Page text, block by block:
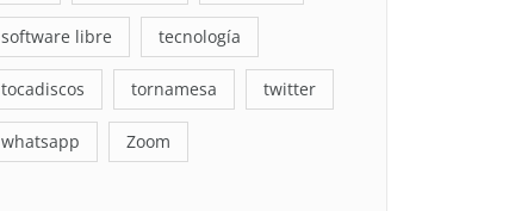
software libre tecnología
tocadiscos tornamesa twitter
whatsapp Zoom